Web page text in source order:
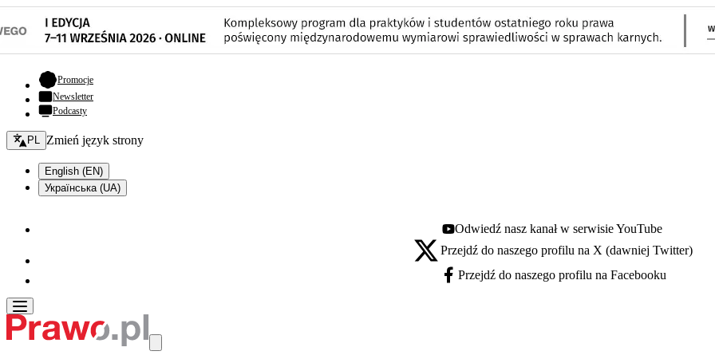
Promocje- otwiera się w nowej karcie
Newsletter
Podcasty
Zmień język - bieżący:
PL Zmień język strony
English (EN)
Українська (UA)
Youtube - otwiera się w nowej karcie
Odwiedź nasz kanał w serwisie YouTube
X - otwiera się w nowej karcie
Przejdź do naszego profilu na X (dawniej Twitter)
Facebook - otwiera się w nowej karcie
Przejdź do naszego profilu na Facebooku